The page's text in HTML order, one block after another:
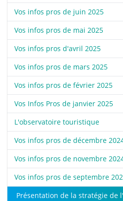
Vos infos pros de juin 2025
Vos infos pros de mai 2025
Vos infos pros d'avril 2025
Vos infos pros de mars 2025
Vos infos pros de février 2025
Vos Infos Pros de janvier 2025
L'observatoire touristique
Vos infos pros de décembre
Vos infos pros de novembre
Vos infos pros de septembre
Présentation de la stratégie de